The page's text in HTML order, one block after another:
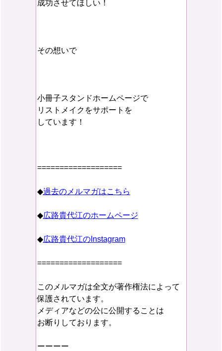
成功させてほしい！
その想いで
小冊子スタンドホームページで
リストメイクをサポートを
しています！
===================
◆過去のメルマガはこちら
◆広路貴代江のホームページ
◆広路貴代江のInstagram
===================
このメルマガは全文が著作権法によって
保護されています。
メディアなどの公に公開することは
お断りしております。
ーーーー